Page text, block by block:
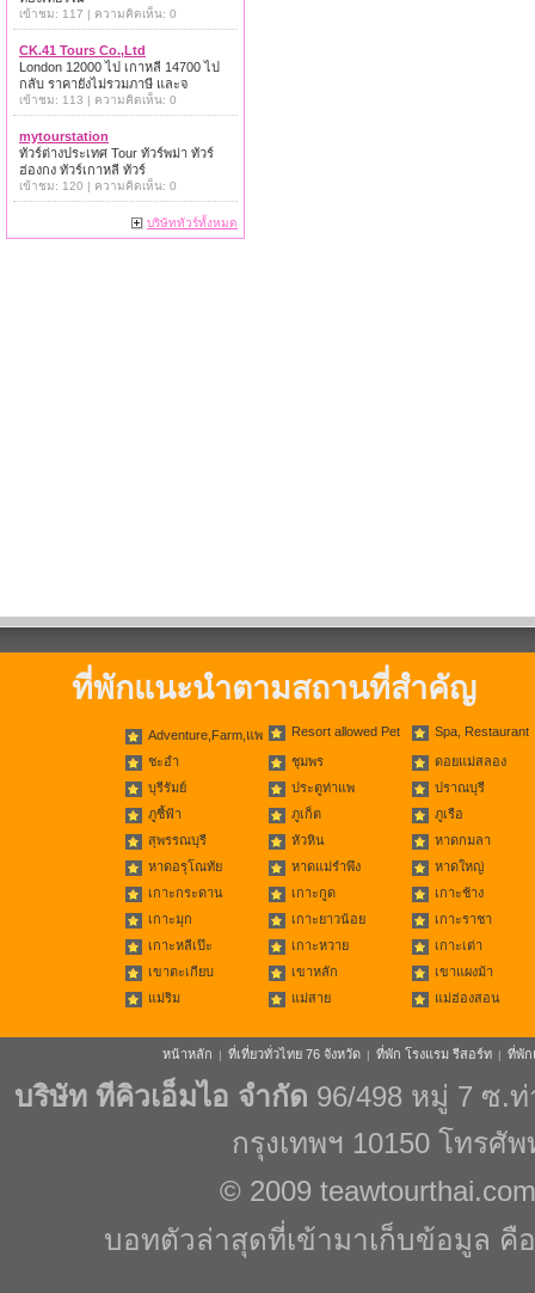
เข้าชม: 117 | ความคิดเห็น: 0
CK.41 Tours Co.,Ltd
London 12000 ไป เกาหลี 14700 ไป
กลับ ราคายังไม่รวมภาษี และจ
เข้าชม: 113 | ความคิดเห็น: 0
mytourstation
ทัวร์ต่างประเทศ Tour ทัวร์พม่า ทัวร์
ฮ่องกง ทัวร์เกาหลี ทัวร์
เข้าชม: 120 | ความคิดเห็น: 0
บริษัททัวร์ทั้งหมด
ที่พักแนะนำตามสถานที่สำคัญ
Adventure,Farm,แพ Resort allowed Pet Spa, Restaurant
ชะอำ ชุมพร
ดอยแม่สลอง
บุรีรัมย์
ประตูท่าแพ
ปราณบุรี
ภูชี้ฟ้า
ภูเก็ต
ภูเรือ
สุพรรณบุรี
หัวหิน
หาดกมลา
หาดอรุโณทัย
หาดแม่รำพึง
หาดใหญ่
เกาะกระดาน
เกาะกูด
เกาะช้าง
เกาะมุก
เกาะยาวน้อย
เกาะราชา
เกาะหลีเป๊ะ
เกาะหวาย
เกาะเต่า
เขาตะเกียบ
เขาหลัก
เขาแผงม้า
แม่ริม
แม่สาย แม่ฮ่องสอน
หน้าหลัก | ที่เที่ยวทั่วไทย 76 จังหวัด | ที่พัก โรงแรม รีสอร์ท | ที่พัก
บริษัท ทีคิวเอ็มไอ จำกัด 96/498 หมู่ 7 ซ.
กรุงเทพฯ 10150 โทรศั
© 2009 teawtourthai.com
บอทตัวล่าสุดที่เข้ามาเก็บข้อมูล คือ